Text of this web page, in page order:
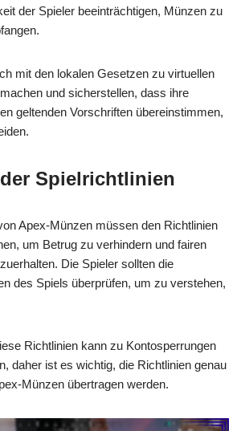
der Spieler beeinträchtigen, Münzen zu
mit den lokalen Gesetzen zu virtuellen
und sicherstellen, dass ihre
geltenden Vorschriften übereinstimmen,
Spielrichtlinien
Apex-Münzen müssen den Richtlinien
um Betrug zu verhindern und fairen
Die Spieler sollten die
des Spiels überprüfen, um zu verstehen,
Richtlinien kann zu Kontosperrungen
daher ist es wichtig, die Richtlinien genau
Münzen übertragen werden.